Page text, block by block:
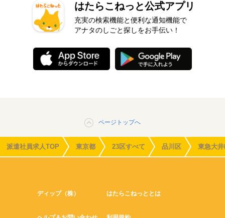
はたらこねっと公式アプリ
充実の検索機能と便利な通知機能で
アナタのしごと探しをお手伝い！
ページトップへ
派遣社員求人TOP 東京都 23区すべて 品川区 東急大
ディップ（株） はたらこねっととは